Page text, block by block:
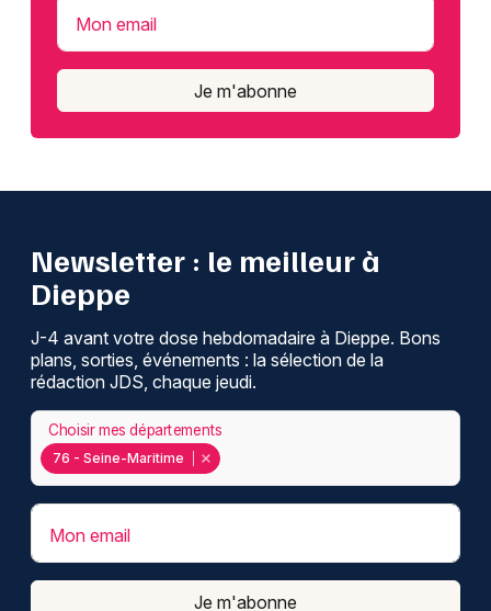
Mon email
Je m'abonne
Newsletter : le meilleur à
Dieppe
J-4 avant votre dose hebdomadaire à Dieppe. Bons
plans, sorties, événements : la sélection de la
rédaction JDS, chaque jeudi.
76 - Seine-Maritime
Choisir mes départements
Mon email
Je m'abonne